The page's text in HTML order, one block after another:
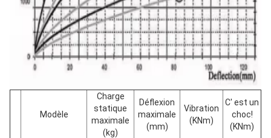
Modèle
Charge
statique
maximale
(kg)
Déflexion
maximale
(mm)
Vibration
(KNm)
C' est un
choc!
(KNm)